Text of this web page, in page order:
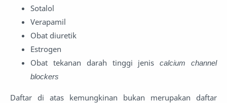
Sotalol
Verapamil
Obat diuretik
Estrogen
Obat tekanan darah tinggi jeniscalcium channel
blockers
Daftar di atas kemungkinan bukan merupakan daftar